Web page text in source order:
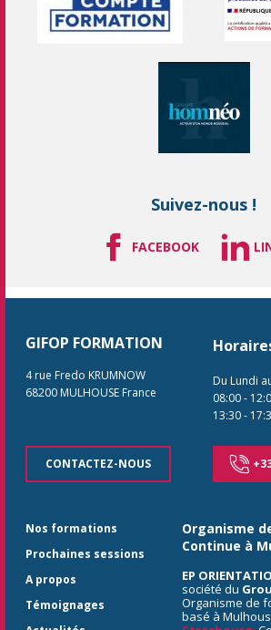
Suivez-nous !
FACEBOOK
GIFOP FORMATION
4 rue Fredo KRUMNOW
68200 MULHOUSE France
CONTACTEZ-NOUS
Du Lundi
08:00-
13:30-
Nos formations
Prochaines sessions
A propos
Témoignages
Organisme
Continue à
EP
société du
Organisme de
basé à